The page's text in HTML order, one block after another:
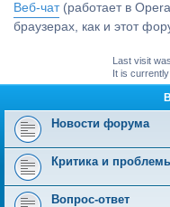
Веб-чат(работает в
браузерах, как и этот
Last visit
It is
Новости форума
Критика и
Вопрос-ответ